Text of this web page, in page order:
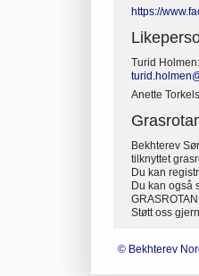
https://
Turid
Anette
Bekhterev
tilknyttet
Du kan
Du kan også
Støtt oss
© Bekhterev